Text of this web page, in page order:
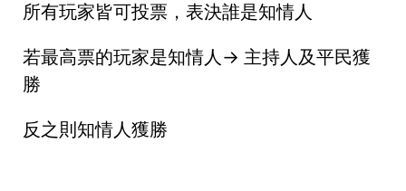
所有玩家皆可投票，表決誰是知情人
若最高票的玩家是知情人→ 主持人及平民獲
勝
反之則知情人獲勝